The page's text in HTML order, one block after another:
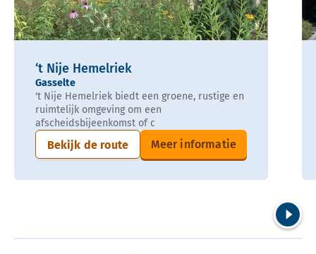
‘t Nije Hemelriek
Gasselte
't Nije Hemelriek biedt een groene, rustige en
ruimtelijk omgeving om een
afscheidsbijeenkomst of c
Bekijk de route Meer informatie